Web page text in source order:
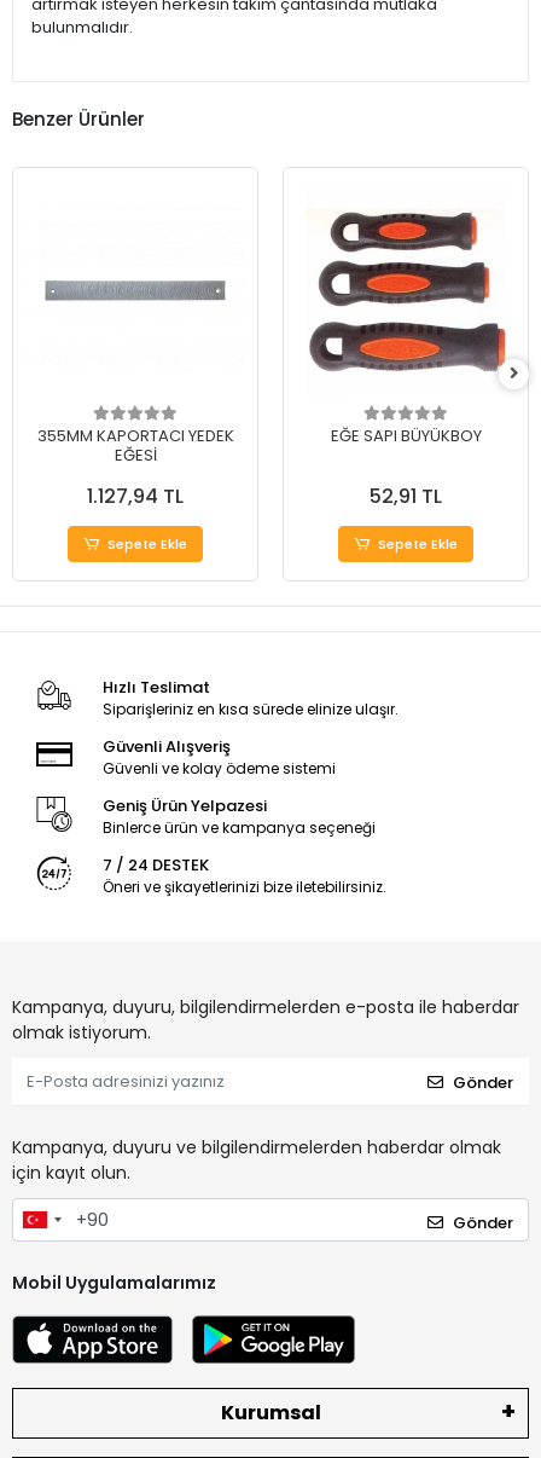
artırmak isteyen herkesin takım çantasında mutlaka
bulunmalıdır.
Benzer Ürünler
355MM KAPORTACI YEDEK
EĞESİ
1.127,94 TL
Sepete Ekle
EĞE SAPI BÜYÜKBOY
52,91 TL
Sepete Ekle
Hızlı Teslimat
Siparişleriniz en kısa sürede elinize ulaşır.
Güvenli Alışveriş
Güvenli ve kolay ödeme sistemi
Geniş Ürün Yelpazesi
Binlerce ürün ve kampanya seçeneği
7 / 24 DESTEK
Öneri ve şikayetlerinizi bize iletebilirsiniz.
Kampanya, duyuru, bilgilendirmelerden e-posta ile haberdar
olmak istiyorum.
Gönder
Kampanya, duyuru ve bilgilendirmelerden haberdar olmak
için kayıt olun.
Gönder
Mobil Uygulamalarımız
Kurumsal